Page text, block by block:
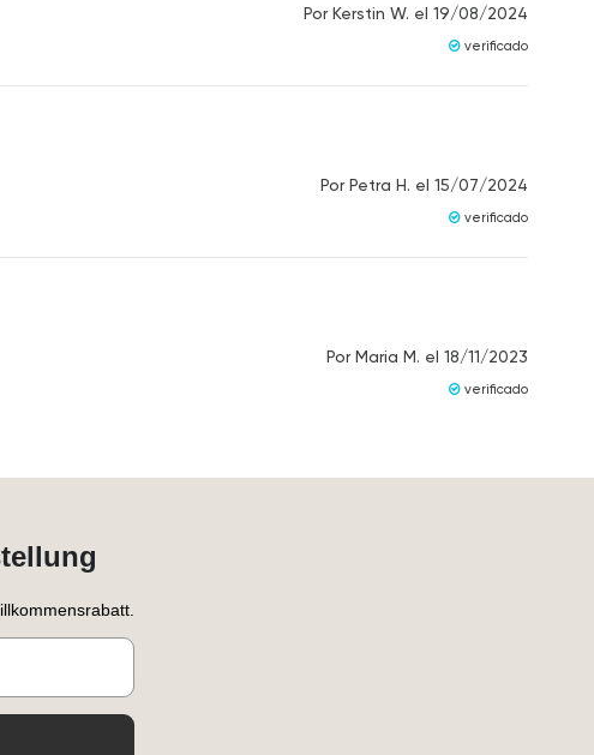
PorKerstin W. el 19/08/2024
verificado
PorPetra H. el 15/07/2024
verificado
PorMaria M. el 18/11/2023
verificado